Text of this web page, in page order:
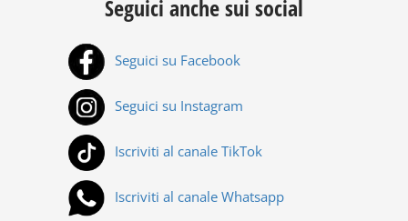
Seguici anche sui social
Seguici su Facebook
Seguici su Instagram
Iscriviti al canale TikTok
Iscriviti al canale Whatsapp